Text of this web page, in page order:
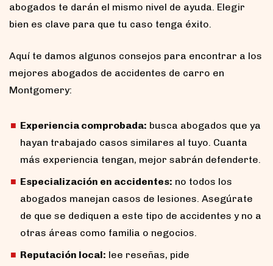
abogados te darán el mismo nivel de ayuda. Elegir
bien es clave para que tu caso tenga éxito.
Aquí te damos algunos consejos para encontrar a los
mejores abogados de accidentes de carro en
Montgomery:
Experiencia comprobada: busca abogados que ya
hayan trabajado casos similares al tuyo. Cuanta
más experiencia tengan, mejor sabrán defenderte.
Especialización en accidentes: no todos los
abogados manejan casos de lesiones. Asegúrate
de que se dediquen a este tipo de accidentes y no a
otras áreas como familia o negocios.
Reputación local: lee reseñas, pide